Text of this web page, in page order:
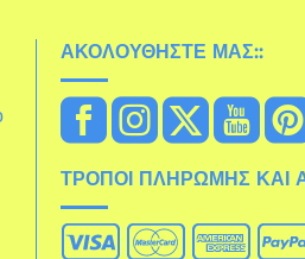
ΑΚΟΛΟΥΘΉΣΤΕ ΜΑΣ::
ΤΡΌΠΟΙ ΠΛΗΡΩΜΉΣ ΚΑΙ